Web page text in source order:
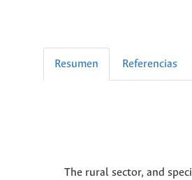
Resumen Referencias
The rural sector, and